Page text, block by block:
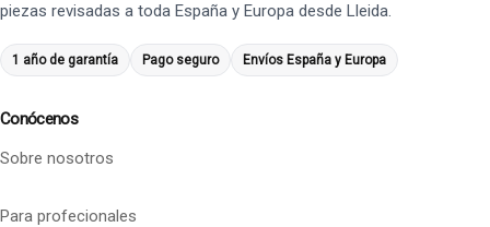
piezas revisadas a toda España y Europa desde Lleida.
1 año de garantía Pago seguro Envíos España y Europa
Conócenos
Sobre nosotros
Para profecionales